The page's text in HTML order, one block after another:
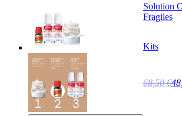
Solution
Fragiles
Kits
68,50 €